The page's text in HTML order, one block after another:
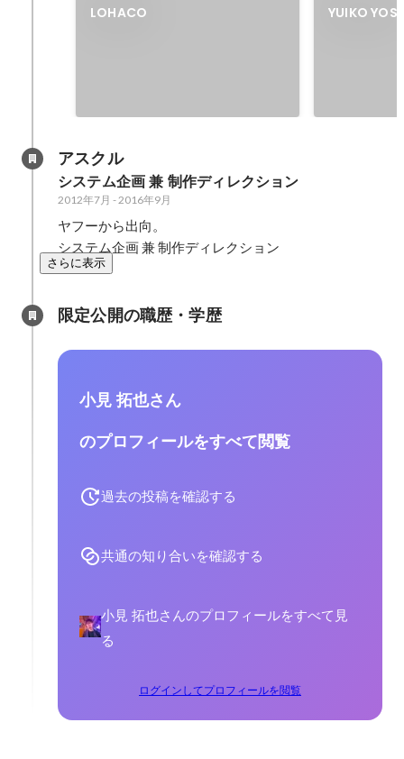
LOHACO YUIKO
アスクル
システム企画 兼 制作ディレクション
2012年7月 -2016年9月
ヤフーから出向。
システム企画 兼 制作ディレクション
さらに表示
限定公開の職歴・学歴
小見 拓也さん
のプロフィールをすべて閲覧
過去の投稿を確認する
共通の知り合いを確認する
小見 拓也さんのプロフィールをすべて見
る
ログインしてプロフィールを閲覧